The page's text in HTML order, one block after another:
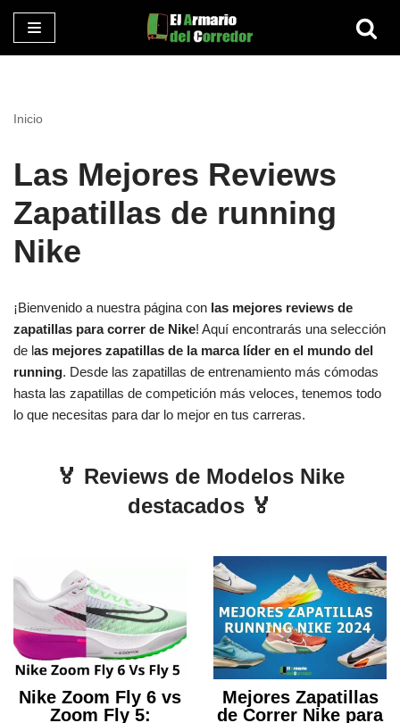
Saltar
Inicio
Las Mejores Reviews
Zapatillas de running
Nike
¡Bienvenido a nuestra página con las mejores reviews de
zapatillas para correr de Nike! Aquí encontrarás una selección
de las mejores zapatillas de la marca líder en el mundo del
running. Desde las zapatillas de entrenamiento más cómodas
hasta las zapatillas de competición más veloces, tenemos todo
lo que necesitas para dar lo mejor en tus carreras.
🏅 Reviews de Modelos Nike
destacados 🏅
Nike Zoom Fly 6 vs
Zoom Fly 5:
Mejores Zapatillas
de Correr Nike para